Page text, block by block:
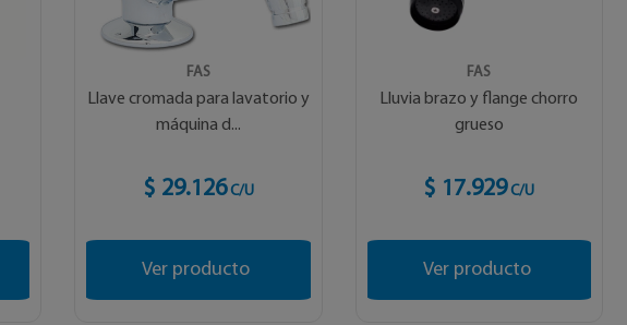
FAS
Llave cromada para lavatorio y
máquina d...
$ 29.126 C/U
Ver producto
FAS
Lluvia brazo y flange chorro
grueso
$ 17.929 C/U
Ver producto